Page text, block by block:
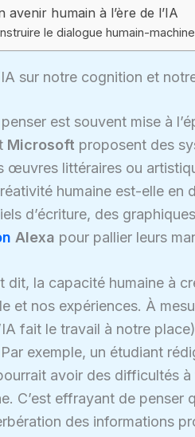
avenir humain à l’ère de l’IA
le dialogue humain-machine
sur notre cognition et
est souvent mise à
Microsoft proposent des
œuvres littéraires ou
humaine est-elle en
d’écriture, des
Alexa pour pallier leurs
dit, la capacité humaine à
et nos expériences. À
fait le travail à notre
exemple, un étudiant
avoir des difficultés
C’est effrayant de
des informations